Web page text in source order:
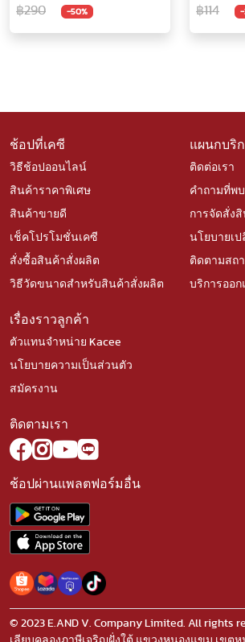
฿290 -50% ฿114 -
ช้อปที่เคซี
วิธีช้อปออนไลน์
สินค้าราคาพิเศษ
สินค้าขายดี
เช็คโปรโมชั่นเคซี
สั่งซื้อสินค้าสั่งผลิต
วิธีวัดขนาดสำหรับสินค้าสั่งผลิต
แผนกบริ
ติดต่อเรา
คำถามที่พ
การจัดสั่ง
นโยบายเ
ติดตามสถ
บริการออ
เรื่องราวลูกค้า
ตัวแทนจำหน่าย Kacee
นโยบายความเป็นส่วนตัว
สมัครงาน
ติดตามเรา
ช้อปผ่านแพลตฟอร์มอื่น
© 2023 E.AND V. Company Limited. All rights